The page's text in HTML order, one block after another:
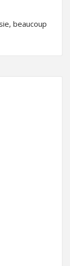
beaucoup